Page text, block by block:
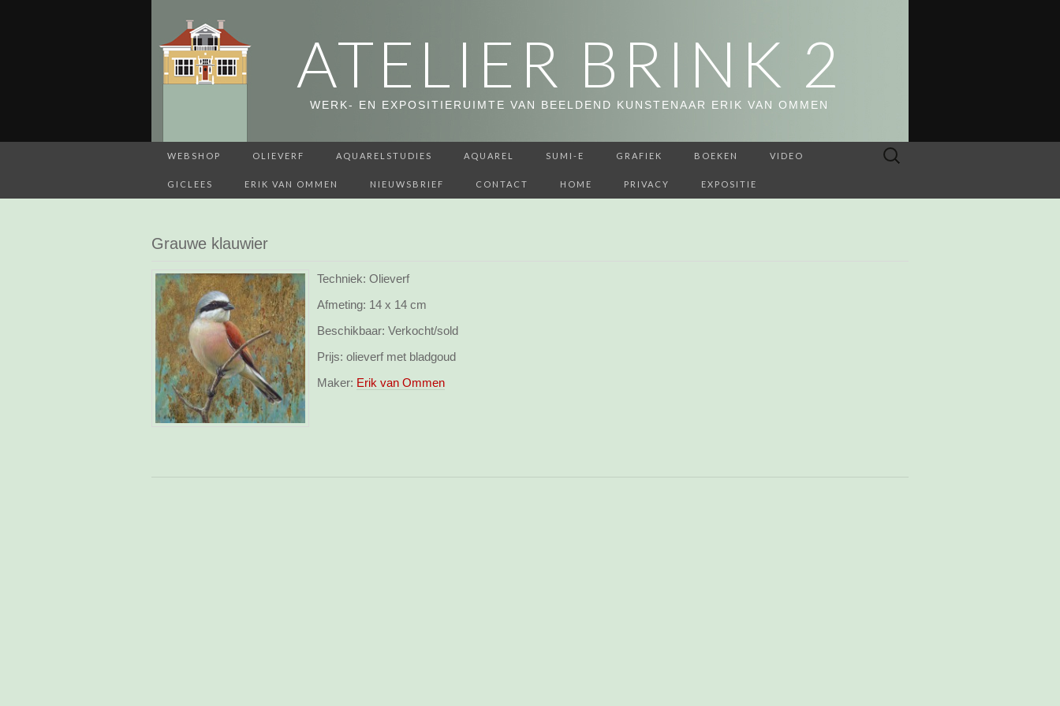
ATELIER BRINK 2
WERK- EN EXPOSITIERUIMTE VAN BEELDEND KUNSTENAAR ERIK VAN OMMEN
WEBSHOP OLIEVERF AQUARELSTUDIES AQUAREL SUMI-E GRAFIEK BOEKEN VIDEO
GICLEES ERIK VAN OMMEN NIEUWSBRIEF CONTACT HOME PRIVACY EXPOSITIE
Zoeken
Grauwe klauwier
Techniek: Olieverf
Afmeting: 14 x 14 cm
Beschikbaar: Verkocht/sold
Prijs: olieverf met bladgoud
Maker: Erik van Ommen